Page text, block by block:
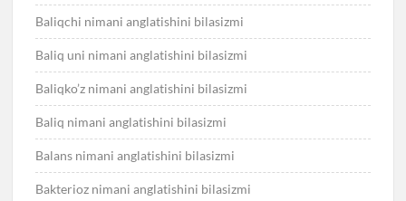
Baliqchi nimani anglatishini bilasizmi
Baliq uni nimani anglatishini bilasizmi
Baliqko’z nimani anglatishini bilasizmi
Baliq nimani anglatishini bilasizmi
Balans nimani anglatishini bilasizmi
Bakterioz nimani anglatishini bilasizmi